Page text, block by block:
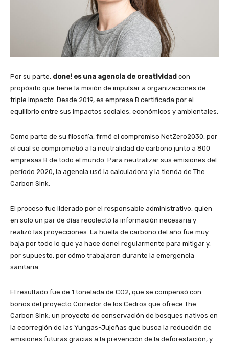
Por su parte, done! es una agencia de creatividad con
propósito que tiene la misión de impulsar a organizaciones de
triple impacto. Desde 2019, es empresa B certificada por el
equilibrio entre sus impactos sociales, económicos y ambientales.
Como parte de su filosofía, firmó el compromiso NetZero2030, por
el cual se comprometió a la neutralidad de carbono junto a 800
empresas B de todo el mundo. Para neutralizar sus emisiones del
período 2020, la agencia usó la calculadora y la tienda de The
Carbon Sink.
El proceso fue liderado por el responsable administrativo, quien
en solo un par de días recolectó la información necesaria y
realizó las proyecciones. La huella de carbono del año fue muy
baja por todo lo que ya hace done! regularmente para mitigar y,
por supuesto, por cómo trabajaron durante la emergencia
sanitaria.
El resultado fue de 1 tonelada de CO2, que se compensó con
bonos del proyecto Corredor de los Cedros que ofrece The
Carbon Sink; un proyecto de conservación de bosques nativos en
la ecorregión de las Yungas-Jujeñas que busca la reducción de
emisiones futuras gracias a la prevención de la deforestación, y